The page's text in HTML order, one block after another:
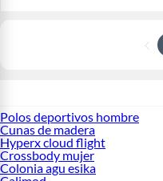
Polos deportivos hombre
Cunas de madera
Hyperx cloud flight
Crossbody mujer
Colonia agu esika